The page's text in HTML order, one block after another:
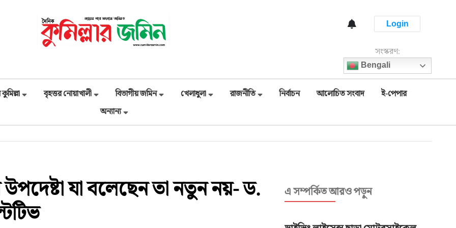
Login
সংস্করণ:
Bengali
বৃহত্তর নোয়াখালী বিভাগীয় জমিন খেলাধুলা রাজনীতি নির্বাচন আলোচিত সংবাদ
ই-পেপার
অন্যান্য
উপদেষ্টা যা বলেছেন তা নতুন নয়- ড.
এ সম্পর্কিত আরও পড়ুন